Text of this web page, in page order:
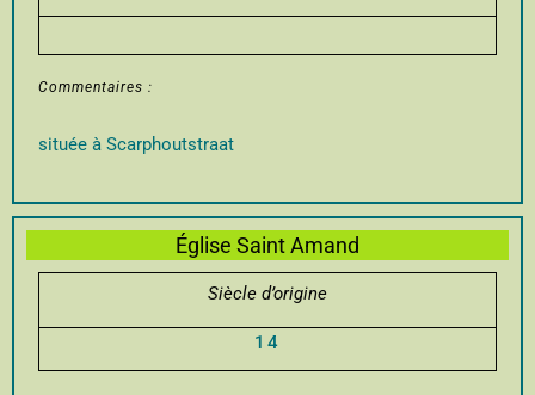
Commentaires :
située à Scarphoutstraat
Église Saint Amand
Siècle d’origine
14